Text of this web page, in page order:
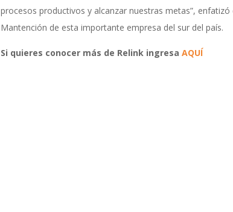
procesos productivos y alcanzar nuestras metas”, enfatizó
Mantención de esta importante empresa del sur del país.
Si quieres conocer más de Relink ingresa AQUÍ